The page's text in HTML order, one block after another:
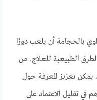
بالحجامة أن يلعب دورًا
الطبيعية للعلاج. من
تعزيز المعرفة حول
في تقليل الاعتماد على